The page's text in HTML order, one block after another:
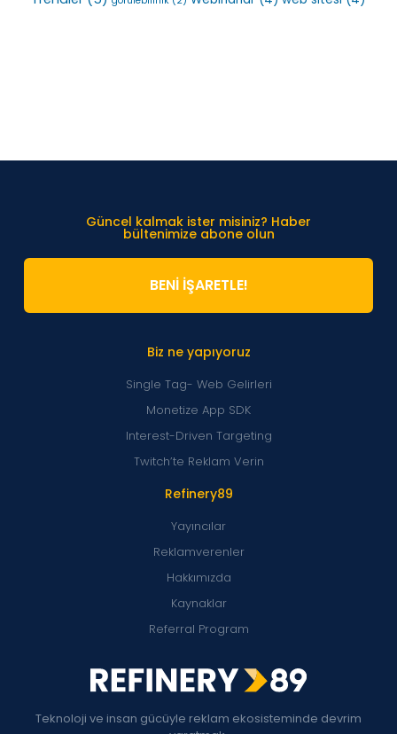
Teknoloji ve insan gücüyle reklam ekosisteminde devrim
Refinery89
Yayıncılar
Reklamverenler
Hakkımızda
Kaynaklar
Referral Program
Biz ne yapıyoruz
Single Tag- Web Gelirleri
Monetize App SDK
Interest-Driven Targeting
Twitch’te Reklam Verin
Güncel kalmak ister misiniz? Haber
bültenimize abone olun
BENİ İŞARETLE!